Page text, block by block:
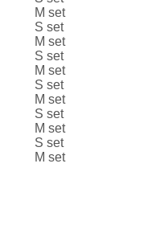
M set
S set
M set
S set
M set
S set
M set
S set
M set
S set
M set